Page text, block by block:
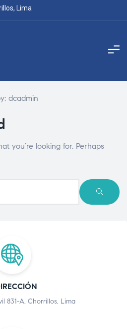
Lima
dcadmin
you’re looking for. Perhaps
831-A, Chorrillos, Lima